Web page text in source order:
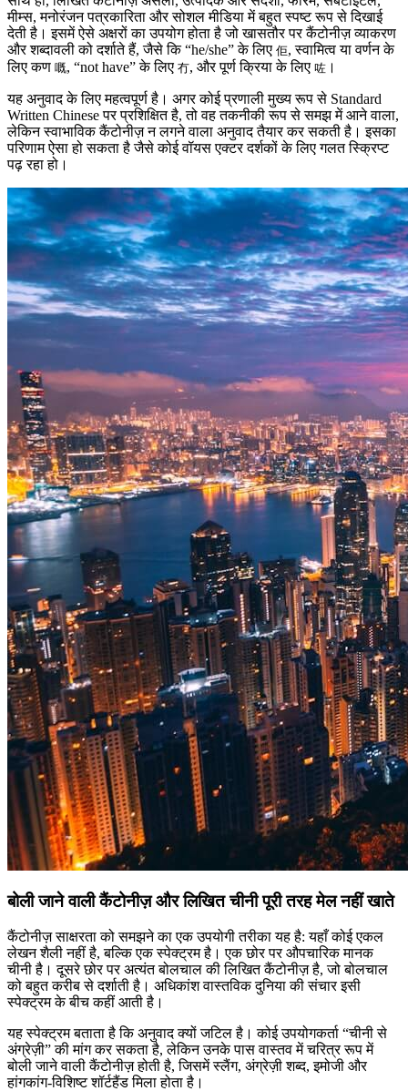
मीम्स, मनोरंजन पत्रकारिता और सोशल मीडिया में बहुत स्पष्ट रूप से दिखाई
देती है। इसमें ऐसे अक्षरों का उपयोग होता है जो खासतौर पर कैंटोनीज़ व्याकरण
और शब्दावली को दर्शाते हैं, जैसे कि “he/she” के लिए 佢, स्वामित्व या वर्णन के
लिए कण 嘅, “not have” के लिए 冇, और पूर्ण क्रिया के लिए 咗 ।
यह अनुवाद के लिए महत्वपूर्ण है। अगर कोई प्रणाली मुख्य रूप से Standard
Written Chinese पर प्रशिक्षित है, तो वह तकनीकी रूप से समझ में आने वाला,
लेकिन स्वाभाविक कैंटोनीज़ न लगने वाला अनुवाद तैयार कर सकती है। इसका
परिणाम ऐसा हो सकता है जैसे कोई वॉयस एक्टर दर्शकों के लिए गलत स्क्रिप्ट
पढ़ रहा हो।
बोली जाने वाली कैंटोनीज़ और लिखित चीनी पूरी तरह मेल नहीं खाते
कैंटोनीज़ साक्षरता को समझने का एक उपयोगी तरीका यह है: यहाँ कोई एकल
लेखन शैली नहीं है, बल्कि एक स्पेक्ट्रम है। एक छोर पर औपचारिक मानक
चीनी है। दूसरे छोर पर अत्यंत बोलचाल की लिखित कैंटोनीज़ है, जो बोलचाल
को बहुत करीब से दर्शाती है। अधिकांश वास्तविक दुनिया की संचार इसी
स्पेक्ट्रम के बीच कहीं आती है।
यह स्पेक्ट्रम बताता है कि अनुवाद क्यों जटिल है। कोई उपयोगकर्ता “चीनी से
अंग्रेज़ी” की मांग कर सकता है, लेकिन उनके पास वास्तव में चरित्र रूप में
बोली जाने वाली कैंटोनीज़ होती है, जिसमें स्लैंग, अंग्रेज़ी शब्द, इमोजी और
हांगकांग-विशिष्ट शॉर्टहैंड मिला होता है।